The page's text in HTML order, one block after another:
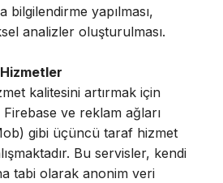
bilgilendirme yapılması,
analizler oluşturulması.
kalitesini artırmak için
ve reklam ağları
gibi üçüncü taraf hizmet
Bu servisler, kendi
tabi olarak anonim veri